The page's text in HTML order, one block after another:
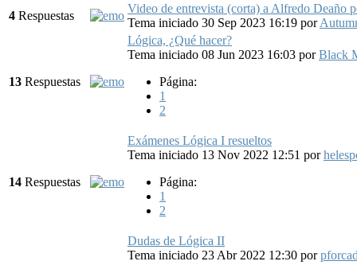
4 Respuestas
Video de entrevista (corta) a Alfredo Deaño
Tema iniciado 30 Sep 2023 16:19 por
13 Respuestas
Lógica, ¿Qué hacer?
Tema iniciado 08 Jun 2023 16:03 porBlack
Página:
1
2
14 Respuestas
Exámenes Lógica I resueltos
Tema iniciado 13 Nov 2022 12:51 por
Página:
1
2
Dudas de Lógica II
Tema iniciado 23 Abr 2022 12:30 por